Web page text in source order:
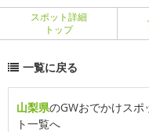
スポット詳細
トップ
一覧に戻る
山梨県のGWおでかけスポ
ト一覧へ